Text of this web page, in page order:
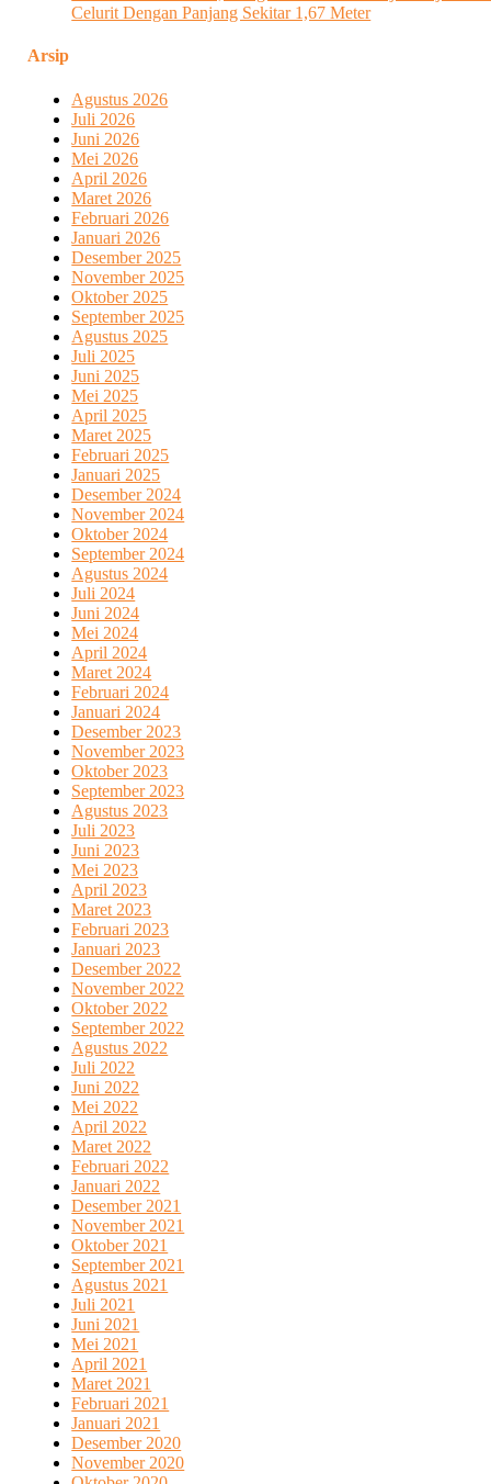
Celurit Dengan Panjang Sekitar 1,67 Meter
Arsip
Agustus 2026
Juli 2026
Juni 2026
Mei 2026
April 2026
Maret 2026
Februari 2026
Januari 2026
Desember 2025
November 2025
Oktober 2025
September 2025
Agustus 2025
Juli 2025
Juni 2025
Mei 2025
April 2025
Maret 2025
Februari 2025
Januari 2025
Desember 2024
November 2024
Oktober 2024
September 2024
Agustus 2024
Juli 2024
Juni 2024
Mei 2024
April 2024
Maret 2024
Februari 2024
Januari 2024
Desember 2023
November 2023
Oktober 2023
September 2023
Agustus 2023
Juli 2023
Juni 2023
Mei 2023
April 2023
Maret 2023
Februari 2023
Januari 2023
Desember 2022
November 2022
Oktober 2022
September 2022
Agustus 2022
Juli 2022
Juni 2022
Mei 2022
April 2022
Maret 2022
Februari 2022
Januari 2022
Desember 2021
November 2021
Oktober 2021
September 2021
Agustus 2021
Juli 2021
Juni 2021
Mei 2021
April 2021
Maret 2021
Februari 2021
Januari 2021
Desember 2020
November 2020